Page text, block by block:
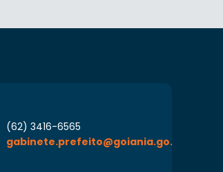
(62) 3416-6565
gabinete.prefeito@goiania.go.gov.br